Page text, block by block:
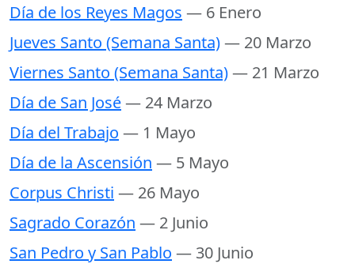
Día de los Reyes Magos — 6 Enero
Jueves Santo (Semana Santa)— 20 Marzo
Viernes Santo (Semana Santa)— 21 Marzo
Día de San José— 24 Marzo
Día del Trabajo — 1 Mayo
Día de la Ascensión — 5 Mayo
Corpus Christi — 26 Mayo
Sagrado Corazón — 2 Junio
San Pedro y San Pablo — 30 Junio